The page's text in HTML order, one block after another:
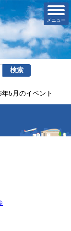
メニュー
5月のイベント